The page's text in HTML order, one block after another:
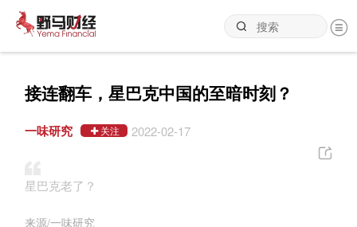
接连翻车，星巴克中国的至暗时刻？
一味研究 关注 2022-02-17
星巴克老了？
来源/一味研究